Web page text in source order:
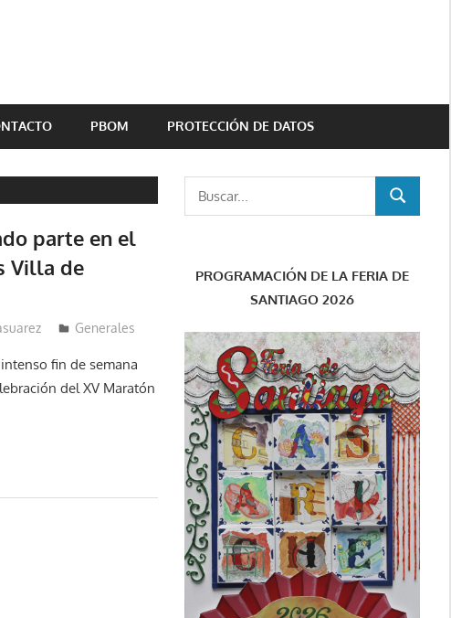
PBOM PROTECCIÓN DE DATOS
parte en el
Villa de
Generales
fin de semana
del XV Maratón
BUSCAR
PROGRAMACIÓN DE LA FERIA DE
SANTIAGO 2026